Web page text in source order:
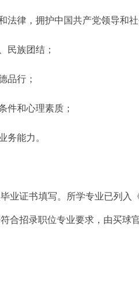
法律，拥护中国共产党领导和社
民族团结；
品行；
件和心理素质；
务能力。
业证书填写。所学专业已列
合招录职位专业要求，由买球